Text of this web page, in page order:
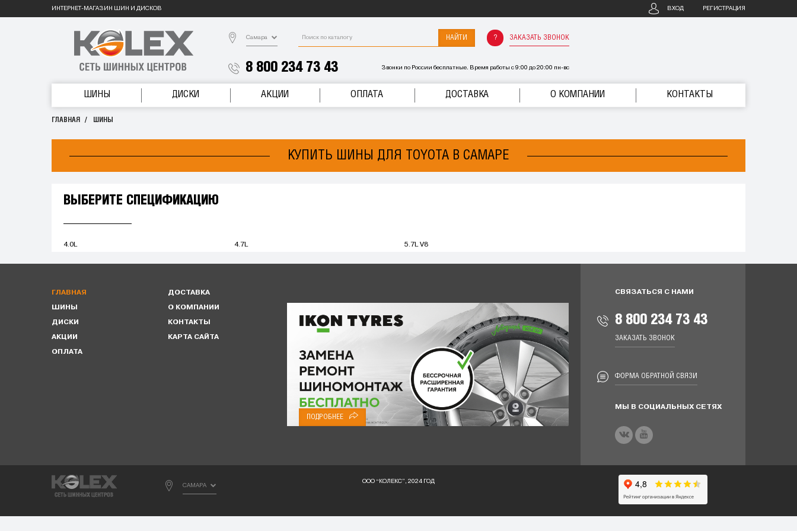
ИНТЕРНЕТ-МАГАЗИН ШИН И ДИСКОВ ВХОД РЕГИСТРАЦИЯ
Самара НАЙТИ ЗАКАЗАТЬ ЗВОНОК
8 800 234 73 43 Звонки по России бесплатные. Время работы с 9:00 до 20:00 пн-вс
ШИНЫ ДИСКИ АКЦИИ ОПЛАТА ДОСТАВКА О КОМПАНИИ КОНТАКТЫ
ГЛАВНАЯ ШИНЫ
КУПИТЬ ШИНЫ ДЛЯ TOYOTA В САМАРЕ
ВЫБЕРИТЕ СПЕЦИФИКАЦИЮ
4.0L 4.7L 5.7L V8
ГЛАВНАЯ
ШИНЫ
ДИСКИ
АКЦИИ
ОПЛАТА
ДОСТАВКА
О КОМПАНИИ
КОНТАКТЫ
КАРТА САЙТА
ПОДРОБНЕЕ
СВЯЗАТЬСЯ С НАМИ
8 800 234 73 43
ЗАКАЗАТЬ ЗВОНОК
ФОРМА ОБРАТНОЙ СВЯЗИ
МЫ В СОЦИАЛЬНЫХ СЕТЯХ
САМАРА
ООО “КОЛЕКС”, 2024 ГОД